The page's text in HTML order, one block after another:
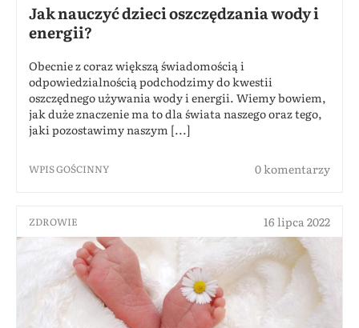
Jak nauczyć dzieci oszczędzania wody i
energii?
Obecnie z coraz większą świadomością i
odpowiedzialnością podchodzimy do kwestii
oszczędnego używania wody i energii. Wiemy bowiem,
jak duże znaczenie ma to dla świata naszego oraz tego,
jaki pozostawimy naszym [...]
WPIS GOŚCINNY 0 komentarzy
ZDROWIE 16 lipca 2022